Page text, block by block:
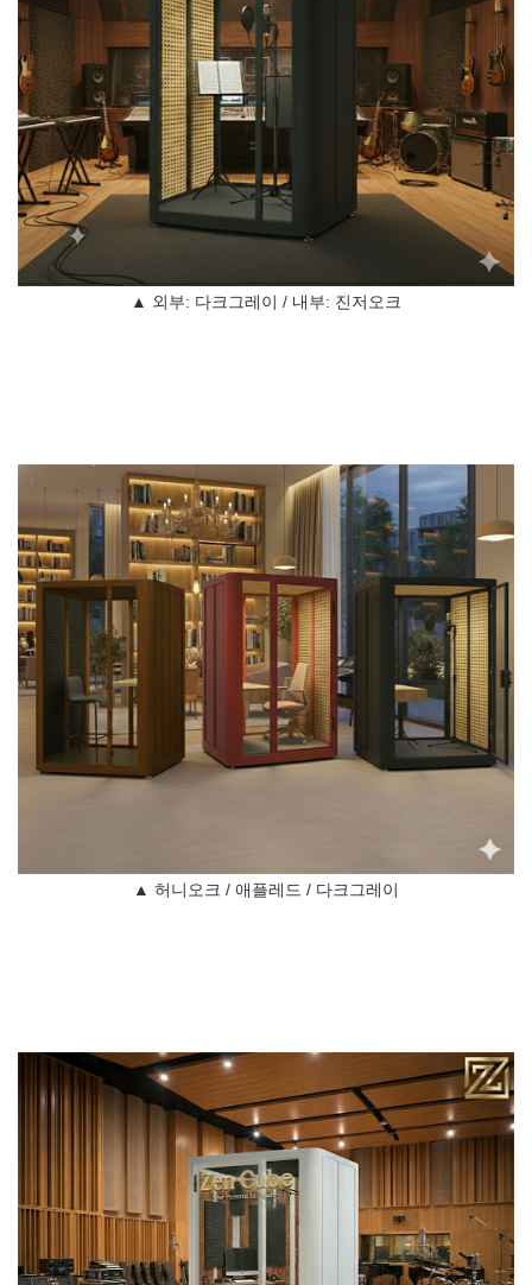
▲ 외부: 다크그레이 / 내부: 진저오크
▲ 허니오크 / 애플레드 / 다크그레이